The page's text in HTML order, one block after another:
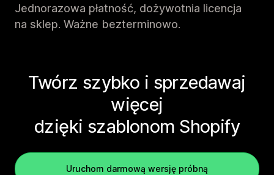
Jednorazowa płatność, dożywotnia licencja
na sklep. Ważne bezterminowo.
Twórz szybko i sprzedawaj
więcej
dzięki szablonom Shopify
Uruchom darmową wersję próbną